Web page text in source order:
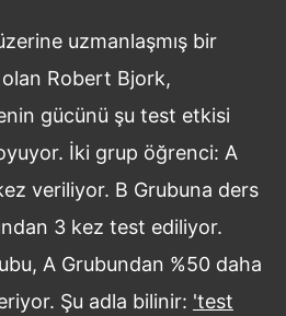
uzmanlaşmış bir
Robert Bjork,
gücünü şu test etkisi
İki grup öğrenci: A
veriliyor. B Grubuna ders
3 kez test ediliyor.
A Grubundan %50 daha
Şu adla bilinir: 'test